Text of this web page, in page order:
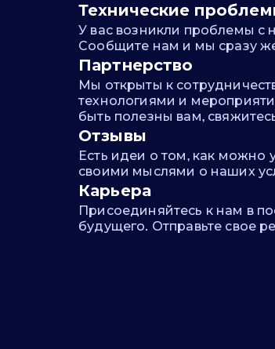
Технические
У вас возникли проблемы
Сообщите нам и мы сразу
Партнерство
Мы открыты к
технологиями и
быть полезны вам,
Отзывы
Есть идеи о том, как можно
своими мыслями о наших
Карьера
Присоединяйтесь к нам в
будущего. Отправьте свое